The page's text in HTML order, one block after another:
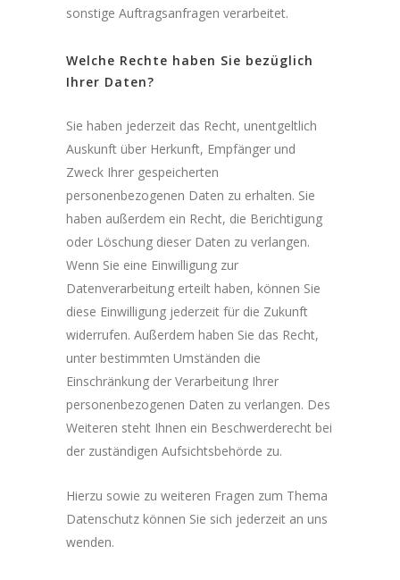
sonstige Auftragsanfragen verarbeitet.
Welche Rechte haben Sie bezüglich
Ihrer Daten?
Sie haben jederzeit das Recht, unentgeltlich
Auskunft über Herkunft, Empfänger und
Zweck Ihrer gespeicherten
personenbezogenen Daten zu erhalten. Sie
haben außerdem ein Recht, die Berichtigung
oder Löschung dieser Daten zu verlangen.
Wenn Sie eine Einwilligung zur
Datenverarbeitung erteilt haben, können Sie
diese Einwilligung jederzeit für die Zukunft
widerrufen. Außerdem haben Sie das Recht,
unter bestimmten Umständen die
Einschränkung der Verarbeitung Ihrer
personenbezogenen Daten zu verlangen. Des
Weiteren steht Ihnen ein Beschwerderecht bei
der zuständigen Aufsichtsbehörde zu.
Hierzu sowie zu weiteren Fragen zum Thema
Datenschutz können Sie sich jederzeit an uns
wenden.